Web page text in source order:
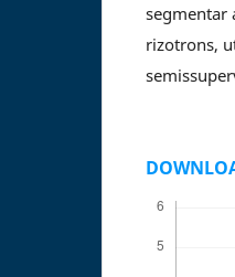
segmentar
rizotrons,